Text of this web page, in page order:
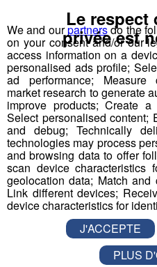
L’ambition ?
FABriquer la nouvelle
avec les jeunes comme
filière.
La méthode ?
Vulgariser l’industrie en
prétexte du robot : de la
collégiens et lycéens
participation à une
"First Tech Challenge" en
We and ourpartnersdo the
on your consent and/or our
access information on a
personalised ads profile;
ad performance; Measure
market research to generate
improve products; Create
Select personalised content;
and debug; Technically
technologies may process
and browsing data to offer
scan device characteristics
geolocation data; Match
Link different devices;
device characteristics for
Le respect
privée est
J'ACCEPTE
PLUS